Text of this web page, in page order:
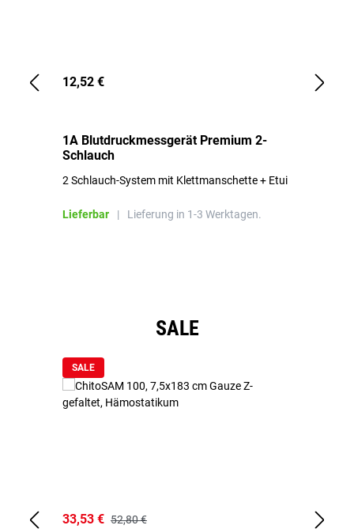
12,52 €
1A Blutdruckmessgerät Premium 2-
Schlauch
2 Schlauch-System mit Klettmanschette + Etui
Lieferbar | Lieferung in 1-3 Werktagen.
SALE
SALE
33,53 € 52,80 €